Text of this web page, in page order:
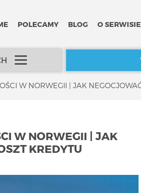
POLECAMY BLOG O SERWISIE
W NORWEGII | JAK
KREDYTU